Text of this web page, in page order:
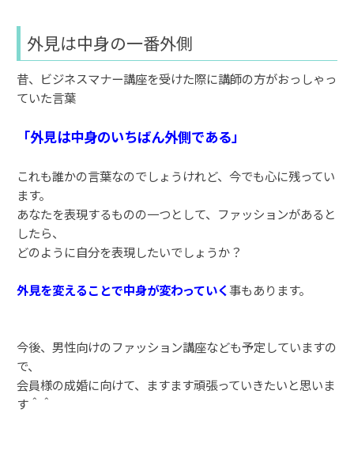
外見は中身の一番外側
昔、ビジネスマナー講座を受けた際に講師の方がおっしゃっ
ていた言葉
「外見は中身のいちばん外側である」
これも誰かの言葉なのでしょうけれど、今でも心に残ってい
ます。
あなたを表現するものの一つとして、ファッションがあると
したら、
どのように自分を表現したいでしょうか？
外見を変えることで中身が変わっていく事もあります。
今後、男性向けのファッション講座なども予定していますの
で、
会員様の成婚に向けて、ますます頑張っていきたいと思いま
す＾＾